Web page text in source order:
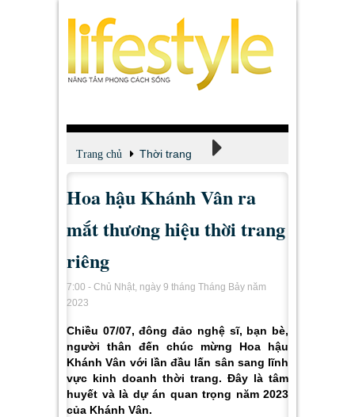
Trang chủ Thời trang
Tin tức - Tư vấn
Hoa hậu Khánh Vân ra
mắt thương hiệu thời trang
riêng
7:00 - Chủ Nhật, ngày 9 tháng Tháng Bảy năm
2023
Chiều 07/07, đông đảo nghệ sĩ, bạn bè,
người thân đến chúc mừng Hoa hậu
Khánh Vân với lần đầu lấn sân sang lĩnh
vực kinh doanh thời trang. Đây là tâm
huyết và là dự án quan trọng năm 2023
của Khánh Vân.